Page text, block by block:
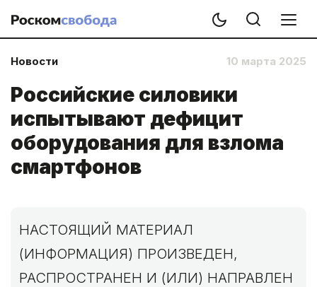
Новости 10 марта 2025
Российские силовики
испытывают дефицит
оборудования для взлома
смартфонов
НАСТОЯЩИЙ МАТЕРИАЛ
(ИНФОРМАЦИЯ) ПРОИЗВЕДЕН,
РАСПРОСТРАНЕН И (ИЛИ) НАПРАВЛЕН